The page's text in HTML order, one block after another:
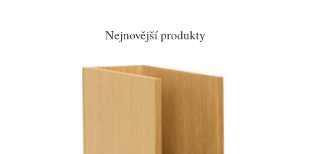
Nejnovější produkty